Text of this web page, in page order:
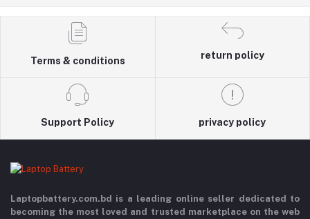
Terms & conditions
return policy
Support Policy privacy policy
Laptopbattery.com.bd is a leading online seller dedicated to
becoming the most loved and trusted marketplace on the web